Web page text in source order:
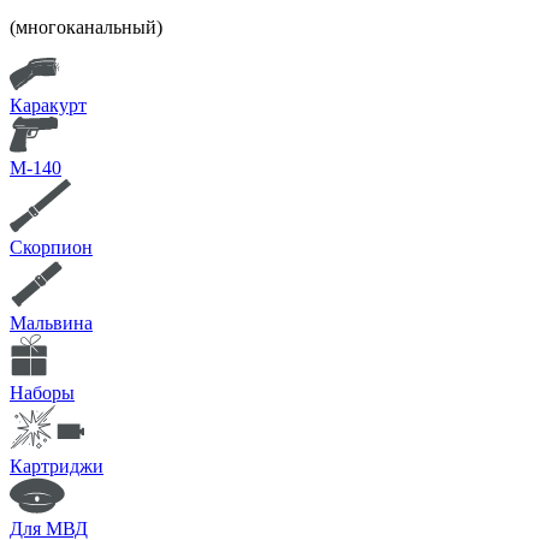
(многоканальный)
Каракурт
М-140
Скорпион
Мальвина
Наборы
Картриджи
Для МВД